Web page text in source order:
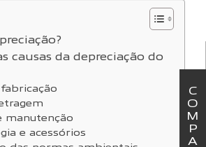
C
O
M
P
A
causas da depreciação do
manutenção
e acessórios